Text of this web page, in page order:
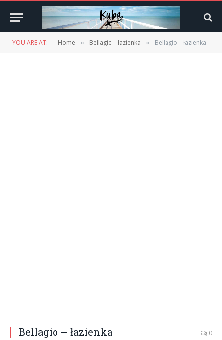
YOU ARE AT: Home » Bellagio – łazienka » Bellagio – łazienka
Bellagio – łazienka 0